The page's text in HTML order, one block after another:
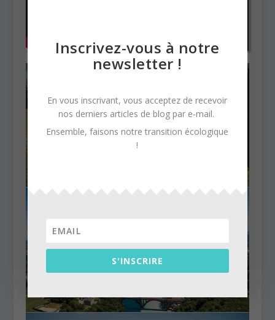
Inscrivez-vous à notre
newsletter !
En vous inscrivant, vous acceptez de recevoir
nos derniers articles de blog par e-mail.
Ensemble, faisons notre transition écologique
!
S'INSCRIRE